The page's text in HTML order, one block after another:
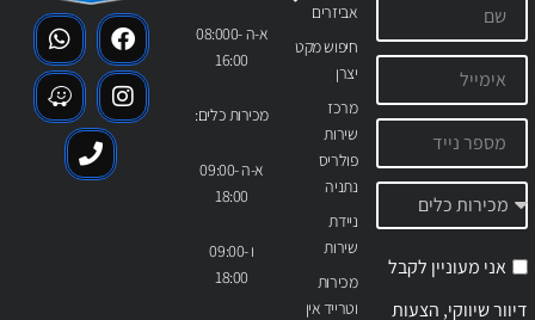
אביזרים
חיפוש מקט
יצרן
מרכז
שירות
פולריס
נתניה
ניידת
שירות
מכירות
וטרייד אין
א-ה 08:000-
16:00
מכירות כלים:
א-ה 09:00-
18:00
ו 09:00-
18:00
אני מעוניין לקבל
דיוור שיווקי, הצעות